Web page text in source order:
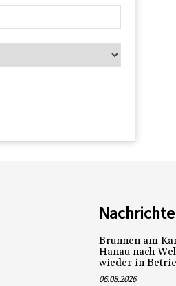
Brunnen am
Hanau nach
wieder in
06.08.2026